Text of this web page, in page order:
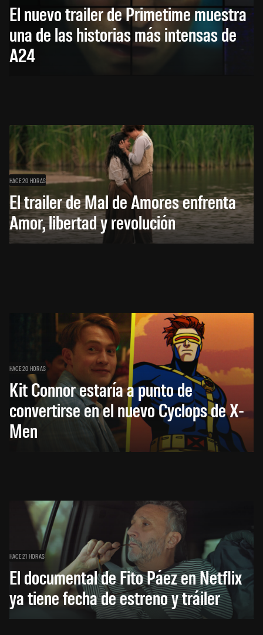
El nuevo trailer de Primetime muestra
una de las historias más intensas de
A24
HACE 20 HORAS
El trailer de Mal de Amores enfrenta
Amor, libertad y revolución
HACE 20 HORAS
Kit Connor estaría a punto de
convertirse en el nuevo Cyclops de X-
Men
HACE 21 HORAS
El documental de Fito Páez en Netflix
ya tiene fecha de estreno y tráiler